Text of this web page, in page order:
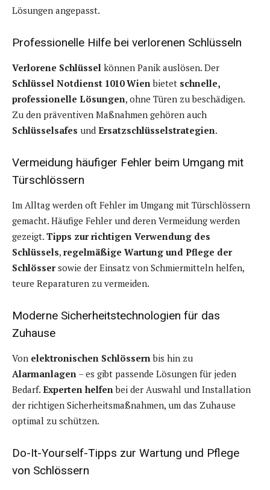
Lösungen angepasst.
Professionelle Hilfe bei verlorenen Schlüsseln
Verlorene Schlüssel können Panik auslösen. Der
Schlüssel Notdienst 1010 Wien bietet schnelle,
professionelle Lösungen, ohne Türen zu beschädigen.
Zu den präventiven Maßnahmen gehören auch
Schlüsselsafes und Ersatzschlüsselstrategien.
Vermeidung häufiger Fehler beim Umgang mit
Türschlössern
Im Alltag werden oft Fehler im Umgang mit Türschlössern
gemacht. Häufige Fehler und deren Vermeidung werden
gezeigt. Tipps zur richtigen Verwendung des
Schlüssels, regelmäßige Wartung und Pflege der
Schlössersowie der Einsatz von Schmiermitteln helfen,
teure Reparaturen zu vermeiden.
Moderne Sicherheitstechnologien für das
Zuhause
Von elektronischen Schlössern bis hin zu
Alarmanlagen – es gibt passende Lösungen für jeden
Bedarf. Experten helfen bei der Auswahl und Installation
der richtigen Sicherheitsmaßnahmen, um das Zuhause
optimal zu schützen.
Do-It-Yourself-Tipps zur Wartung und Pflege
von Schlössern